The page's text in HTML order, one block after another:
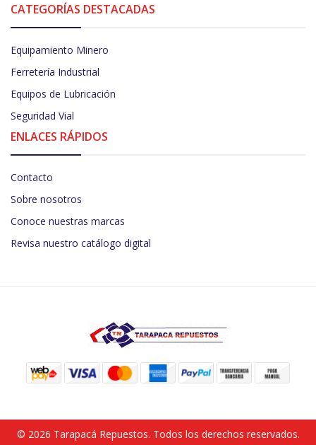
CATEGORÍAS DESTACADAS
Equipamiento Minero
Ferretería Industrial
Equipos de Lubricación
Seguridad Vial
ENLACES RÁPIDOS
Contacto
Sobre nosotros
Conoce nuestras marcas
Revisa nuestro catálogo digital
© 2026 Tarapacá Repuestos. Todos los derechos reservados.